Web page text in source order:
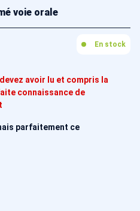
voie orale
En stock
avoir lu et compris la
connaissance de
parfaitement ce